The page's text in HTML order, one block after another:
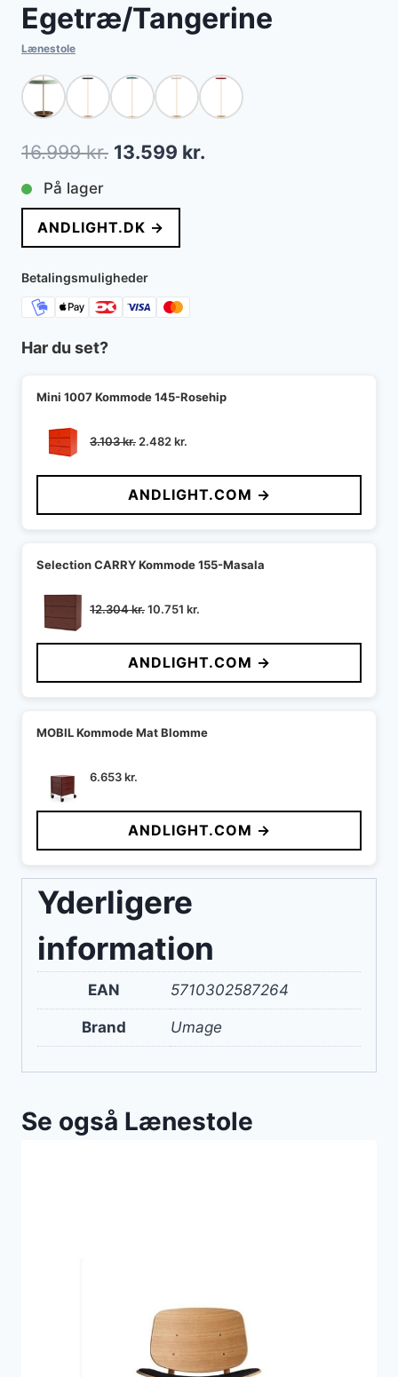
Egetræ/Tangerine
Lænestole
16.999kr. Den
pris
var:
16.999 kr..
13.599 kr.
På lager
ANDLIGHT.DK →
Betalingsmuligheder
Har du set?
Mini 1007 Kommode 145-Rosehip
3.103kr. Den
pris
var:
3.103 kr..
2.482kr.
pris
er:
2.482 kr..
ANDLIGHT.COM →
Selection CARRY Kommode 155-Masala
12.304kr.Den
pris
var:
12.304 kr..
10.751 kr.
pris
er:
10.751 kr..
ANDLIGHT.COM →
MOBIL Kommode Mat Blomme
6.653kr.
ANDLIGHT.COM →
Yderligere
information
EAN 5710302587264
Brand Umage
Se også Lænestole